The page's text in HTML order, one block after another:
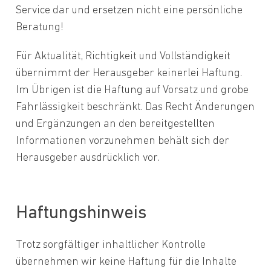
Service dar und ersetzen nicht eine persönliche
Beratung!
Für Aktualität, Richtigkeit und Vollständigkeit
übernimmt der Herausgeber keinerlei Haftung.
Im Übrigen ist die Haftung auf Vorsatz und grobe
Fahrlässigkeit beschränkt. Das Recht Änderungen
und Ergänzungen an den bereitgestellten
Informationen vorzunehmen behält sich der
Herausgeber ausdrücklich vor.
Haftungshinweis
Trotz sorgfältiger inhaltlicher Kontrolle
übernehmen wir keine Haftung für die Inhalte